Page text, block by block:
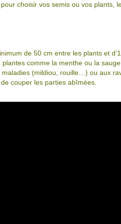
choisir vos semis ou vos plants,
de 50 cm entre les plants et
comme la menthe ou la
(mildiou, rouille…) ou aux
couper les parties abîmées.